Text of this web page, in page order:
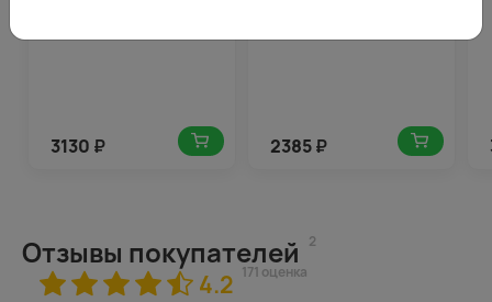
3130 ₽ 2385₽
Отзывы покупателей 2
4.2 171 оценка